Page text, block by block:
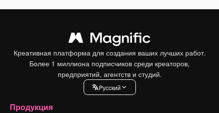
Креативная платформа для создания ваших лучших работ.
Более 1 миллиона подписчиков среди креаторов,
предприятий, агентств и студий.
Pусский
Продукция